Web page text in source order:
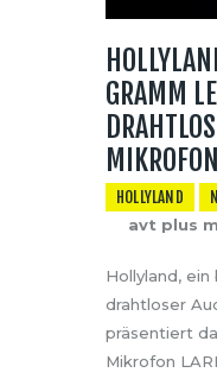
GRAMM
MIKROFON
HOLLYLAND
avt plus
Hollyland,
drahtloser
präsentiert
Mikrofon